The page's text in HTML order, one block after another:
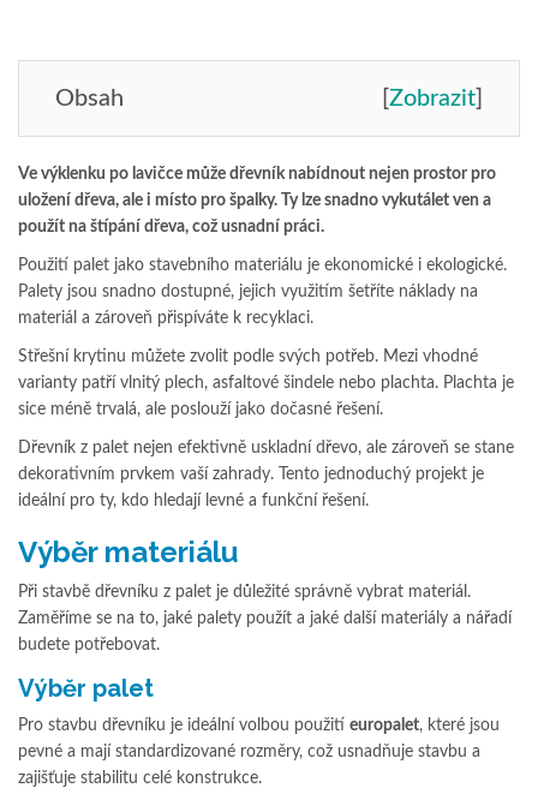
Obsah [Zobrazit]
Ve výklenku po lavičce může dřevník nabídnout nejen prostor pro
uložení dřeva, ale i místo pro špalky. Ty lze snadno vykutálet ven a
použít na štípání dřeva, což usnadní práci.
Použití palet jako stavebního materiálu je ekonomické i ekologické.
Palety jsou snadno dostupné, jejich využitím šetříte náklady na
materiál a zároveň přispíváte k recyklaci.
Střešní krytinu můžete zvolit podle svých potřeb. Mezi vhodné
varianty patří vlnitý plech, asfaltové šindele nebo plachta. Plachta je
sice méně trvalá, ale poslouží jako dočasné řešení.
Dřevník z palet nejen efektivně uskladní dřevo, ale zároveň se stane
dekorativním prvkem vaší zahrady. Tento jednoduchý projekt je
ideální pro ty, kdo hledají levné a funkční řešení.
Výběr materiálu
Při stavbě dřevníku z palet je důležité správně vybrat materiál.
Zaměříme se na to, jaké palety použít a jaké další materiály a nářadí
budete potřebovat.
Výběr palet
Pro stavbu dřevníku je ideální volbou použití europalet, které jsou
pevné a mají standardizované rozměry, což usnadňuje stavbu a
zajišťuje stabilitu celé konstrukce.